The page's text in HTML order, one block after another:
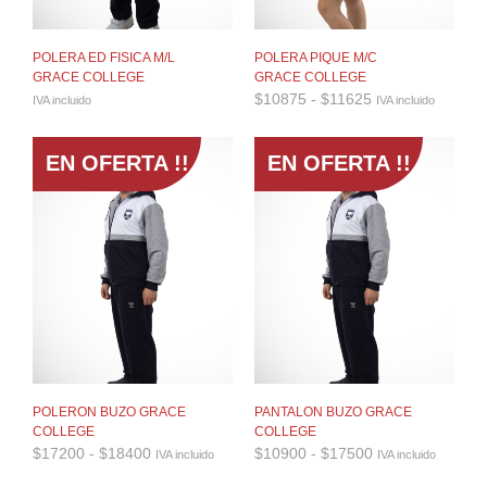
POLERA ED FISICA M/L
GRACE COLLEGE
IVA incluido
POLERA PIQUE M/C
GRACE COLLEGE
$10875 - $11625 Rango
$10875
hasta
$11625
IVA incluido
EN OFERTA !!
POLERON BUZO GRACE
COLLEGE
$17200 - $18400 Rango
IVA incluido
EN OFERTA !!
PANTALON BUZO GRACE
COLLEGE
$10900 - $17500 Rango
IVA incluido